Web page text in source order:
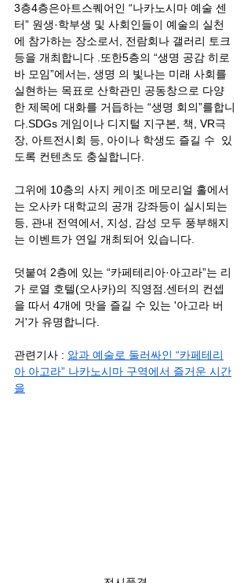
3층4층은아트스퀘어인 “나카노시마 예술 센
터” 원생·학부생 및 사회인들이 예술의 실천
에 참가하는 장소로서, 전람회나 갤러리 토크
등을 개최합니다 .또한5층의 “생명 공감 히로
바 모임”에서는, 생명 의 빛나는 미래 사회를
실현하는 목표로 산학관민 공동창으로 다양
한 제목에 대화를 거듭하는 “생명 회의”를합니
다.SDGs 게임이나 디지털 지구본, 책, VR극
장, 아트전시회 등, 아이나 학생도 즐길 수  있
도록 컨텐츠도 충실합니다.
그위에 10층의 사지 케이조 메모리얼 홀에서
는 오사카 대학교의 공개 강좌등이 실시되는
등, 관내 전역에서, 지성, 감성 모두 풍부해지
는 이벤트가 연일 개최되어 있습니다.
덧붙여 2층에 있는 “카페테리아·아고라”는 리
가 로열 호텔(오사카)의 직영점.센터의 컨셉
을 따서 4개에 맛을 즐길 수 있는 '아고라 버
거'가 유명합니다.
관련기사 : 앎과 예술로 둘러싸인 “카페테리
아 아고라” 나카노시마 구역에서 즐거운 시간
을